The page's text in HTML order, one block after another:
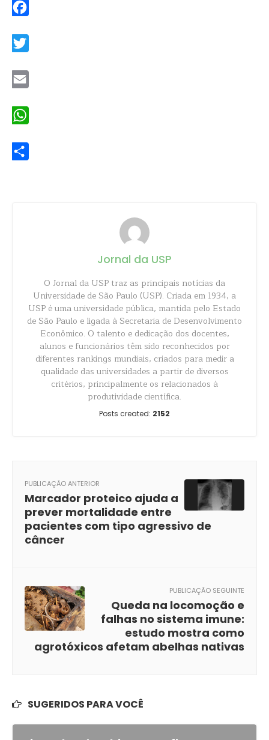
Jornal da USP
O Jornal da USP traz as principais notícias da
Universidade de São Paulo (USP). Criada em 1934, a
USP é uma universidade pública, mantida pelo Estado
de São Paulo e ligada à Secretaria de Desenvolvimento
Econômico. O talento e dedicação dos docentes,
alunos e funcionários têm sido reconhecidos por
diferentes rankings mundiais, criados para medir a
qualidade das universidades a partir de diversos
critérios, principalmente os relacionados à
produtividade científica.
Posts created: 2152
PUBLICAÇÃO ANTERIOR
Marcador proteico ajuda a
prever mortalidade entre
pacientes com tipo agressivo de
câncer
PUBLICAÇÃO SEGUINTE
Queda na locomoção e
falhas no sistema imune:
estudo mostra como
agrotóxicos afetam abelhas nativas
SUGERIDOS PARA VOCÊ